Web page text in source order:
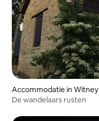
Accommodatie in Witney
De wandelaars rusten